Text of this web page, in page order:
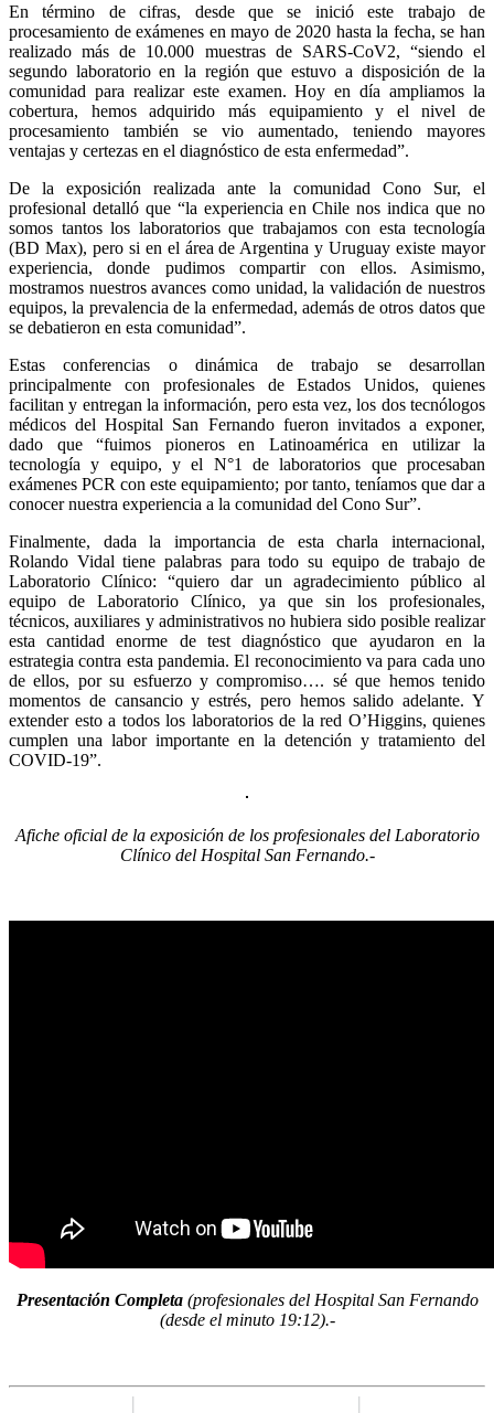
En término de cifras, desde que se inició este trabajo de
procesamiento de exámenes en mayo de 2020 hasta la fecha, se han
realizado más de 10.000 muestras de SARS-CoV2, “siendo el
segundo laboratorio en la región que estuvo a disposición de la
comunidad para realizar este examen. Hoy en día ampliamos la
cobertura, hemos adquirido más equipamiento y el nivel de
procesamiento también se vio aumentado, teniendo mayores
ventajas y certezas en el diagnóstico de esta enfermedad”.
De la exposición realizada ante la comunidad Cono Sur, el
profesional detalló que “la experiencia en Chile nos indica que no
somos tantos los laboratorios que trabajamos con esta tecnología
(BD Max), pero si en el área de Argentina y Uruguay existe mayor
experiencia, donde pudimos compartir con ellos. Asimismo,
mostramos nuestros avances como unidad, la validación de nuestros
equipos, la prevalencia de la enfermedad, además de otros datos que
se debatieron en esta comunidad”.
Estas conferencias o dinámica de trabajo se desarrollan
principalmente con profesionales de Estados Unidos, quienes
facilitan y entregan la información, pero esta vez, los dos tecnólogos
médicos del Hospital San Fernando fueron invitados a exponer,
dado que “fuimos pioneros en Latinoamérica en utilizar la
tecnología y equipo, y el N°1 de laboratorios que procesaban
exámenes PCR con este equipamiento; por tanto, teníamos que dar a
conocer nuestra experiencia a la comunidad del Cono Sur”.
Finalmente, dada la importancia de esta charla internacional,
Rolando Vidal tiene palabras para todo su equipo de trabajo de
Laboratorio Clínico: “quiero dar un agradecimiento público al
equipo de Laboratorio Clínico, ya que sin los profesionales,
técnicos, auxiliares y administrativos no hubiera sido posible realizar
esta cantidad enorme de test diagnóstico que ayudaron en la
estrategia contra esta pandemia. El reconocimiento va para cada uno
de ellos, por su esfuerzo y compromiso…. sé que hemos tenido
momentos de cansancio y estrés, pero hemos salido adelante. Y
extender esto a todos los laboratorios de la red O’Higgins, quienes
cumplen una labor importante en la detención y tratamiento del
COVID-19”.
Afiche oficial de la exposición de los profesionales del Laboratorio
Clínico del Hospital San Fernando.-
Presentación Completa (profesionales del Hospital San Fernando
(desde el minuto 19:12).-